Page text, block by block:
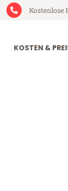
Kostenlose
KOSTEN &